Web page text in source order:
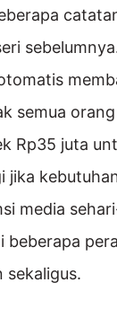
semua
Rp35 juta
jika
media
beberapa
sekaligus.